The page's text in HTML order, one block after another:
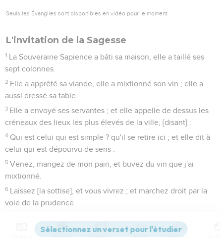
Seuls les Évangiles sont disponibles en vidéo pour le moment.
L'invitation de la Sagesse
1 La Souveraine Sapience a bâti sa maison, elle a taillé ses
sept colonnes.
2 Elle a apprêté sa viande, elle a mixtionné son vin ; elle a
aussi dressé sa table.
3 Elle a envoyé ses servantes ; et elle appelle de dessus les
créneaux des lieux les plus élevés de la ville, [disant] :
4 Qui est celui qui est simple ? qu'il se retire ici ; et elle dit à
celui qui est dépourvu de sens :
5 Venez, mangez de mon pain, et buvez du vin que j'ai
mixtionné.
6 Laissez [la sottise], et vous vivrez ; et marchez droit par la
voie de la prudence.
Le sage et l'orgueilleux
Versions Commentaires Strong